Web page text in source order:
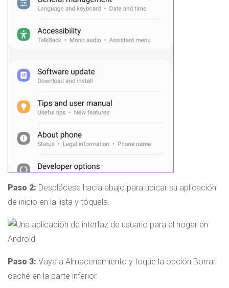
Paso 2: Desplácese hacia abajo para ubicar su aplicación
de inicio en la lista y tóquela.
Paso 3: Vaya a Almacenamiento y toque la opción Borrar
caché en la parte inferior.